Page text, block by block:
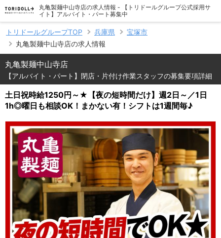
丸亀製麺中山寺店の求人情報 - 【トリドールグループ公式採用サ
イト】アルバイト・パート募集中
トリドールグループTOP 兵庫県
宝塚市
丸亀製麺中山寺店の求人情報
丸亀製麺中山寺店
【アルバイト・パート】閉店・片付け作業スタッフの募集要項詳細
土日祝時給1250円～★【夜の短時間だけ】週2日～／1日
1h◎曜日も相談OK！まかない有！シフトは1週間毎♪